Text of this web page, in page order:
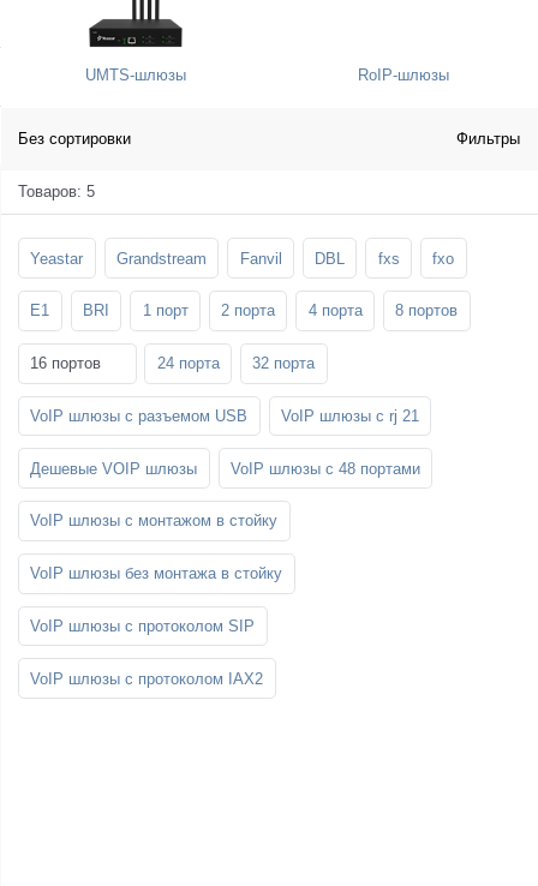
UMTS-шлюзы RoIP-шлюзы
Без сортировки Фильтры
Товаров: 5
Yeastar Grandstream Fanvil DBL fxs fxo
E1 BRI 1 порт 2 порта 4 порта 8 портов
16 портов 24 порта 32 порта
VoIP шлюзы с разъемом USB VoIP шлюзы с rj 21
Дешевые VOIP шлюзы VoIP шлюзы с 48 портами
VoIP шлюзы с монтажом в стойку
VoIP шлюзы без монтажа в стойку
VoIP шлюзы с протоколом SIP
VoIP шлюзы с протоколом IAX2
Стойки и крепления для панелей и
телевизоров
Шахтные телефоны
SFP-модули
3G/4G LTE и ADSL модемы
Мобильные телефоны